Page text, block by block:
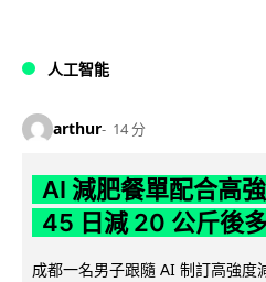
人工智能
arthur 14 分
AI 減肥餐單配合高
45 日減 20 公斤後
成都一名男子跟隨 AI 制訂高強度